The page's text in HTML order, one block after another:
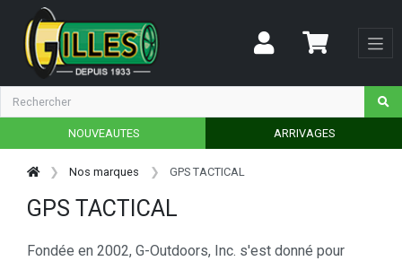
NOUVEAUTES ARRIVAGES
Nos marques GPS TACTICAL
GPS TACTICAL
Fondée en 2002, G-Outdoors, Inc. s'est donné pour